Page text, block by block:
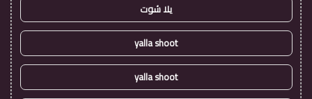
يلا شوت
yalla shoot
yalla shoot